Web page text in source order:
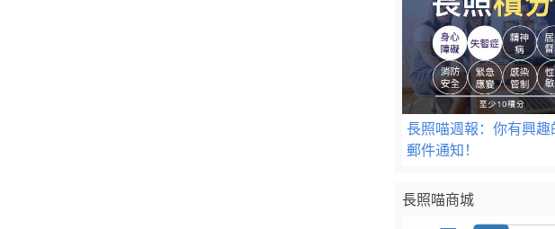
長照喵週報：你有興
郵件通知！
長照喵商城